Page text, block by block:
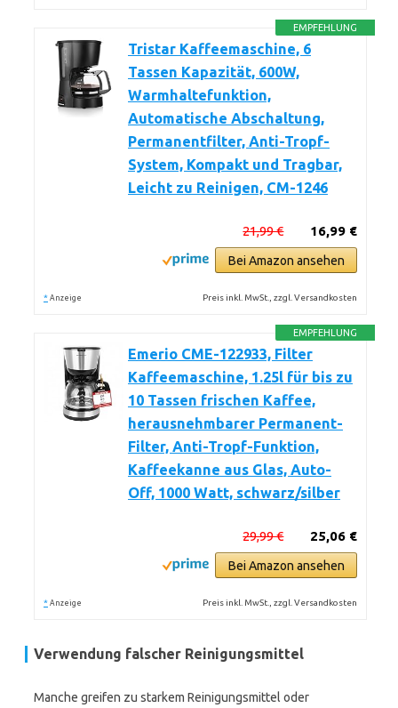
EMPFEHLUNG
Tristar Kaffeemaschine, 6
Tassen Kapazität, 600W,
Warmhaltefunktion,
Automatische Abschaltung,
Permanentfilter, Anti-Tropf-
System, Kompakt und Tragbar,
Leicht zu Reinigen, CM-1246
16,99 €
21,99 €
Bei Amazon ansehen
* Anzeige Preis inkl. MwSt., zzgl. Versandkosten
EMPFEHLUNG
Emerio CME-122933, Filter
Kaffeemaschine, 1.25l für bis zu
10 Tassen frischen Kaffee,
herausnehmbarer Permanent-
Filter, Anti-Tropf-Funktion,
Kaffeekanne aus Glas, Auto-
Off, 1000 Watt, schwarz/silber
25,06 €
29,99 €
Bei Amazon ansehen
* Anzeige Preis inkl. MwSt., zzgl. Versandkosten
Verwendung falscher Reinigungsmittel
Manche greifen zu starkem Reinigungsmittel oder